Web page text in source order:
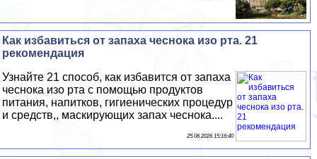
Как избавиться от запаха чеснока изо рта. 21
рекомендация
Узнайте 21 способ, как избавится от запаха
чеснока изо рта с помощью продуктов
питания, напитков, гигиенических процедур
и средств,, маскирующих запах чеснока....
25 06 2026 15:16:40